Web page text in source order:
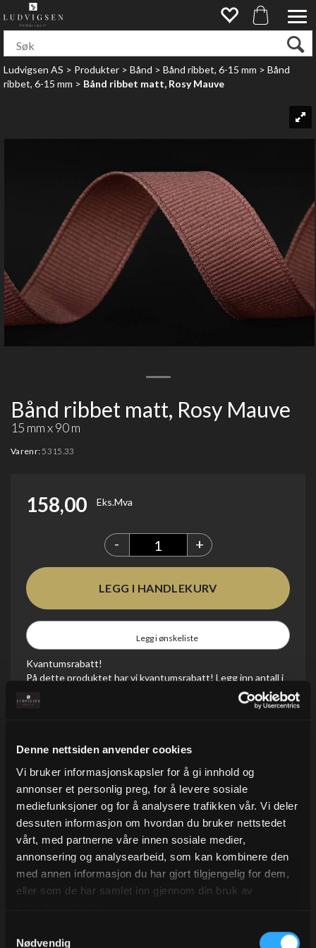
Denne nettsiden anvender cookies
Vi bruker informasjonskapsler for å gi innhold og
annonser et personlig preg, for å levere sosiale
mediefunksjoner og for å analysere trafikken vår. Vi deler
dessuten informasjon om hvordan du bruker nettstedet
vårt, med partnerne våre innen sosiale medier,
annonsering og analysearbeid, som kan kombinere den
med annen informasjon du har gjort tilgjengelig for dem,
eller som de har samlet inn gjennom din bruk av
Nødvendig
Ludvigsen AS>Produkter>Bånd>Bånd ribbet, 6-15 mm>Bånd
ribbet, 6-15 mm>Bånd ribbet matt, Rosy Mauve
Bånd ribbet matt, Rosy Mauve
15 mm x 90 m
Varenr: 5315.33
158,00 Eks.Mva
- +
Legg i ønskeliste
Kvantumsrabatt!
På dette produktet har vi kvantumsrabatt! Legg inn antall i
Kvantum
Pris/enh
5 +
142,20
Beskrivelse